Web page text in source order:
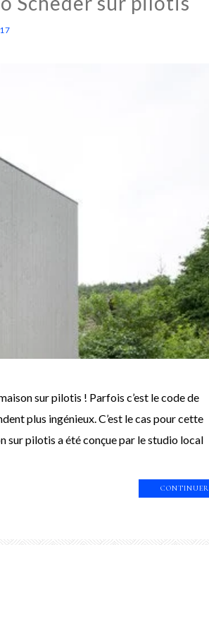
sur pilotis ! Parfois c’est le code de
plus ingénieux. C’est le cas pour cette
sur pilotis a été conçue par le studio local
CONTINUER